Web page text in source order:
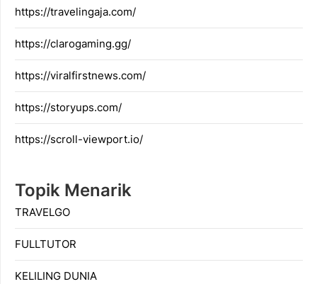
https://travelingaja.com/
https://clarogaming.gg/
https://viralfirstnews.com/
https://storyups.com/
https://scroll-viewport.io/
Topik Menarik
TRAVELGO
FULLTUTOR
KELILING DUNIA